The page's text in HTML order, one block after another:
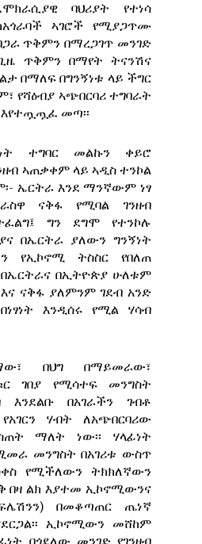
ባህሪያት የተነሳ
ኣገሮች የሚያጋጥሙ
ጥቅምን በማረጋገጥ መንገድ
ጥቅምን በማየት ትናንሽና
በማለፍ በግንኝነቱ ላይ ችግር
የሻዕብያ ኣጭበርባሪ ተግባራት
መጣ፡፡
ተግባር መልኩን ቀይሮ
ኣጠቃቀም ላይ ኣዲስ ተንኮል
ኤርትራ እንደ ማንኛውም ነፃ
ናቅፋ የሚባል ገንዘብ
ግን ደግሞ የተንኮሉ
በኤርትራ ያለውን ግንኝነት
የኢኮኖሚ ትስስር የበለጠ
በኢትዮጵያ ሁለቱም
ናቅፋ ያለምንም ገደብ አንድ
እንዲሰሩ የሚል ሃሳብ
በህግ በማይመራው፣
ገበያ የሚሳተፍ መንግስት
በአገራችን ገብቶ
ሃብት ለአጭበርባሪው
ማለት ነው፡፡ ሃላፊነት
መንግስት በአገሪቱ ውስጥ
የሚችለውን ትክክለኛውን
በዛ ልክ እያተመ ኢኮኖሚውንና
በመቆጣጠር ጤነኛ
ኢኮኖሚውን መሸከም